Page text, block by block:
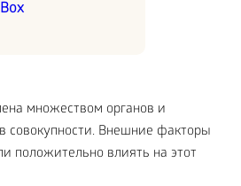
Box
множеством органов и
совокупности. Внешние факторы
положительно влиять на этот